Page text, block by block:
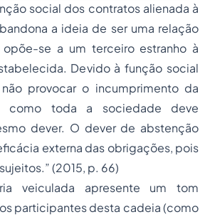
social dos contratos alienada à
a ideia de ser uma relação
se a um terceiro estranho à
Devido à função social
provocar o incumprimento da
como toda a sociedade deve
dever. O dever de abstenção
externa das obrigações, pois
(2015, p. 66)
veiculada apresente um tom
participantes desta cadeia (como